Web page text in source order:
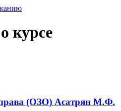
курсе
права (ОЗО) Асатрян М.Ф.